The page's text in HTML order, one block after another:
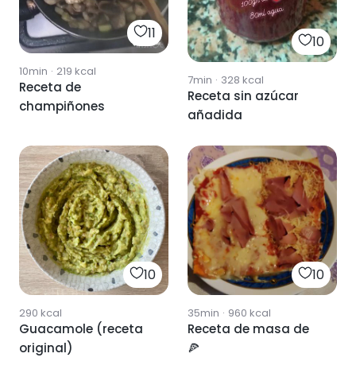
11
10min · 219 kcal
Receta de
champiñones
10
7min · 328 kcal
Receta sin azúcar
añadida
10
290 kcal
Guacamole (receta
original)
10
35min · 960 kcal
Receta de masa de
🍕